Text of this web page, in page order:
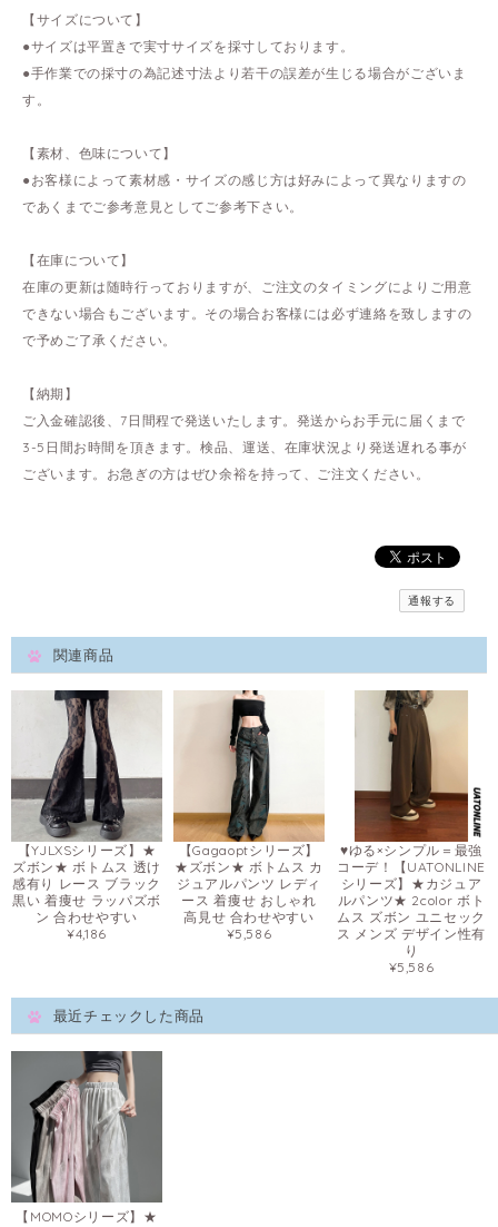
【サイズについて】
●サイズは平置きで実寸サイズを採寸しております。
●手作業での採寸の為記述寸法より若干の誤差が生じる場合がございま
す。
【素材、色味について】
●お客様によって素材感・サイズの感じ方は好みによって異なりますの
であくまでご参考意見としてご参考下さい。
【在庫について】
在庫の更新は随時行っておりますが、ご注文のタイミングによりご用意
できない場合もございます。その場合お客様には必ず連絡を致しますの
で予めご了承ください。
【納期】
ご入金確認後、7日間程で発送いたします。発送からお手元に届くまで
3-5日間お時間を頂きます。検品、運送、在庫状況より発送遅れる事が
ございます。お急ぎの方はぜひ余裕を持って、ご注文ください。
通報する
関連商品
【YJLXSシリーズ】★
ズボン★ ボトムス 透け
感有り レース ブラック
黒い 着痩せ ラッパズボ
ン 合わせやすい
¥4,186
【Gagaoptシリーズ】
★ズボン★ ボトムス カ
ジュアルパンツ レディ
ース 着痩せ おしゃれ
高見せ 合わせやすい
¥5,586
♥ゆる×シンプル＝最強
コーデ！【UATONLINE
シリーズ】★カジュア
ルパンツ★ 2color ボト
ムス ズボン ユニセック
ス メンズ デザイン性有
り
¥5,586
最近チェックした商品
【MOMOシリーズ】★